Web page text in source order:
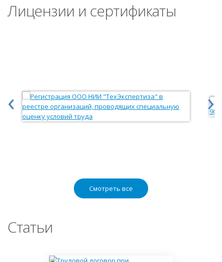
Лицензии и сертификаты
‹ ›
Смотреть все
Статьи